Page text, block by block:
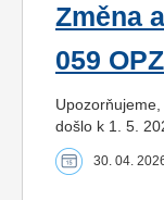
Změna
059
došlo k 1. 5.
30. 04.